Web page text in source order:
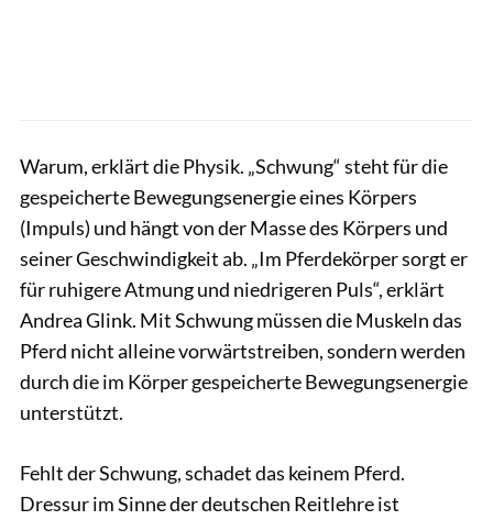
Warum, erklärt die Physik. „Schwung“ steht für die
gespeicherte Bewegungsenergie eines Körpers
(Impuls) und hängt von der Masse des Körpers und
seiner Geschwindigkeit ab. „Im Pferdekörper sorgt er
für ruhigere Atmung und niedrigeren Puls“, erklärt
Andrea Glink. Mit Schwung müssen die Muskeln das
Pferd nicht alleine vorwärtstreiben, sondern werden
durch die im Körper gespeicherte Bewegungsenergie
unterstützt.
Fehlt der Schwung, schadet das keinem Pferd.
Dressur im Sinne der deutschen Reitlehre ist